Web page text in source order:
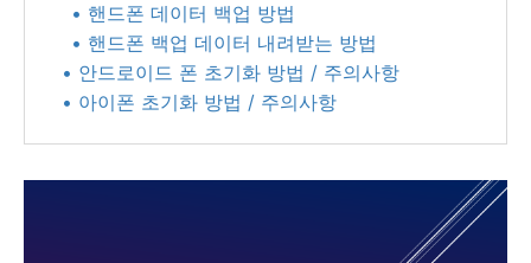
• 핸드폰 데이터 백업 방법
• 핸드폰 백업 데이터 내려받는 방법
• 안드로이드 폰 초기화 방법 / 주의사항
• 아이폰 초기화 방법 / 주의사항